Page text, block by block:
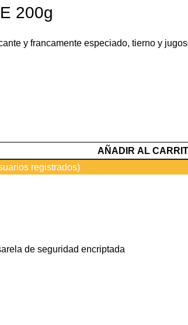
200g
y francamente especiado, tierno y
AÑADIR AL
registrados)
de seguridad encriptada